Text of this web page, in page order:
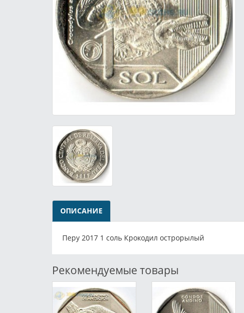
ОПИСАНИЕ
Перу 2017 1 соль Крокодил острорылый
Рекомендуемые товары